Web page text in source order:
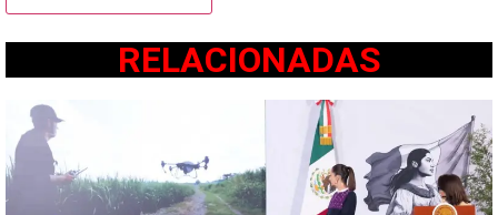
RELACIONADAS